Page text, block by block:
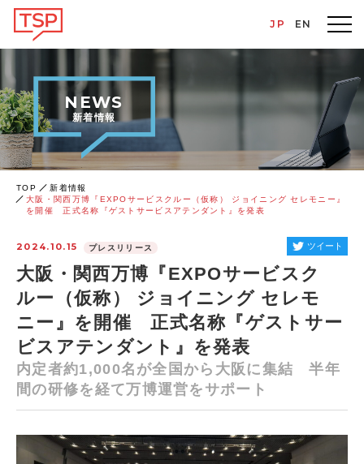
JP EN
NEWS
新着情報
TOP
新着情報
大阪・関西万博『EXPOサービスクルー（仮称） ジョイニング セレモニー』
を開催 正式名称『ゲストサービスアテンダント』を発表
2024.10.15 プレスリリース
大阪・関西万博『EXPOサービスク
ルー（仮称） ジョイニング セレモ
ニー』を開催 正式名称『ゲストサー
ビスアテンダント』を発表
内定者約1,000名が全国から大阪に集結 半年
間の研修を経て万博運営をサポート
ツイート